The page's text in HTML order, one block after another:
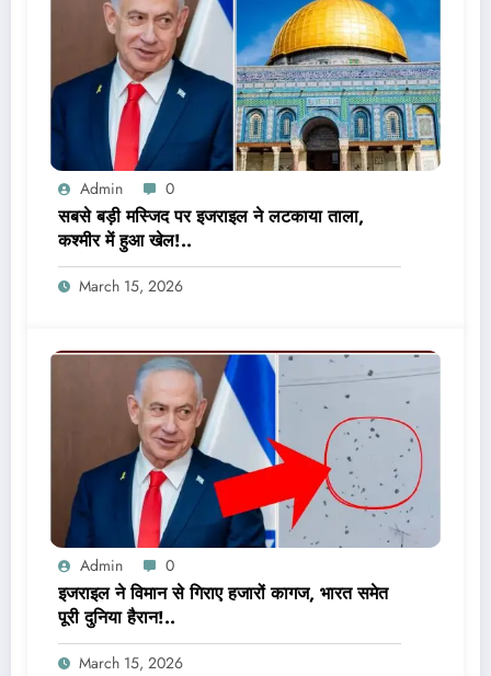
Admin 0
सबसे बड़ी मस्जिद पर इजराइल ने लटकाया ताला,
कश्मीर में हुआ खेल!..
March 15, 2026
Admin 0
इजराइल ने विमान से गिराए हजारों कागज, भारत समेत
पूरी दुनिया हैरान!..
March 15, 2026